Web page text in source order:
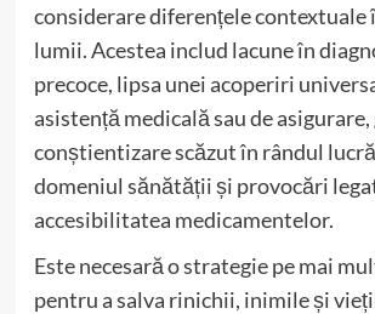
considerare diferențele
lumii. Acestea includ lacune în
precoce, lipsa unei acoperiri
asistență medicală sau de
conștientizare scăzut în rândul
domeniul sănătății și provocări
accesibilitatea medicamentelor.
Este necesară o strategie pe mai
pentru a salva rinichii, inimile și